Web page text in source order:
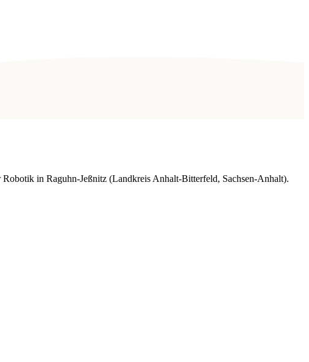
in Raguhn-Jeßnitz (Landkreis Anhalt-Bitterfeld, Sachsen-Anhalt).